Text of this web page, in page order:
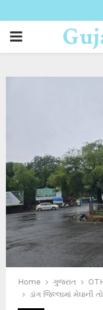
PRIMARY
Home ગુજરાત
ડાંગ જિલ્લામાં મેઘાની